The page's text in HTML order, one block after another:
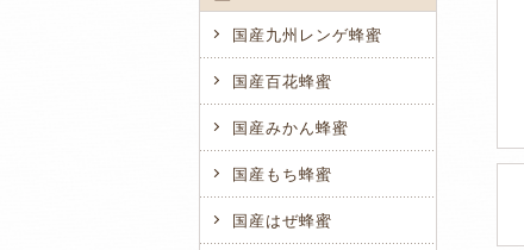
国産九州レンゲ蜂蜜
国産百花蜂蜜
国産みかん蜂蜜
国産もち蜂蜜
国産はぜ蜂蜜